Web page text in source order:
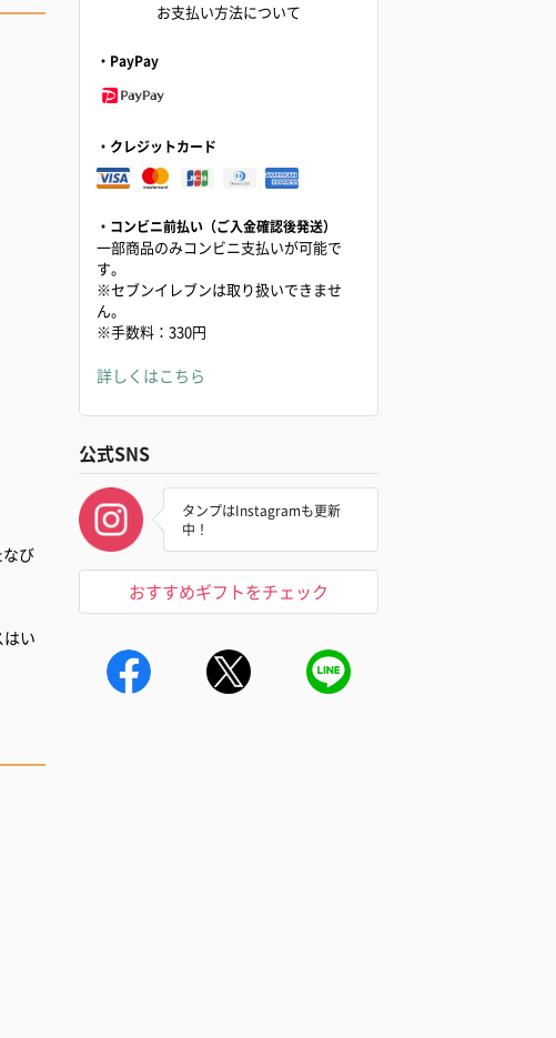
び
い
お支払い方法について
・PayPay
・クレジットカード
・コンビニ前払い（ご入金確認後発送）
一部商品のみコンビニ支払いが可能で
す。
※セブンイレブンは取り扱いできませ
ん。
※手数料：330円
詳しくはこちら
公式SNS
タンプはInstagramも更新
中！
おすすめギフトをチェック